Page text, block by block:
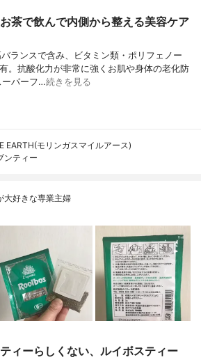
茶で飲んで内側から整える美容ケア
ランスで含み、ビタミン類・ポリフェノー
。抗酸化力が非常に強くお肌や身体の老化防
ーパーフ…続きを見る
EARTH(モリンガスマイルアース)
ンティー
大好きな専業主婦
ィーらしくない、ルイボスティー